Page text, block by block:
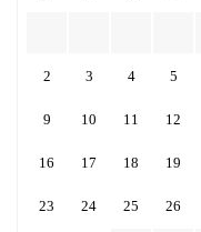
2 3 4 5
9 10 11 12
16 17 18 19
23 24 25 26